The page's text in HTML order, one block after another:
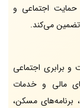
اجتماعی و
تضمین می‌کند.
و برابری اجتماعی
مالی و خدمات
برنامه‌های مسکن،